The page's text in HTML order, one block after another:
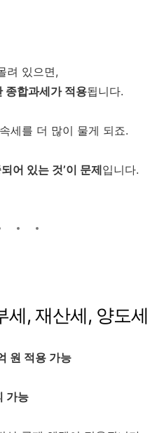
려 있으면,
종합과세가 적용됩니다.
세를 더 많이 물게 되죠.
되어 있는 것’이 문제입니다.
세, 재산세, 양도세
원 적용 가능
가능